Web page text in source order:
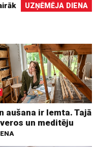
UZŅĒMĒJA DIENA
aušana ir lemta. Tajā
un meditēju